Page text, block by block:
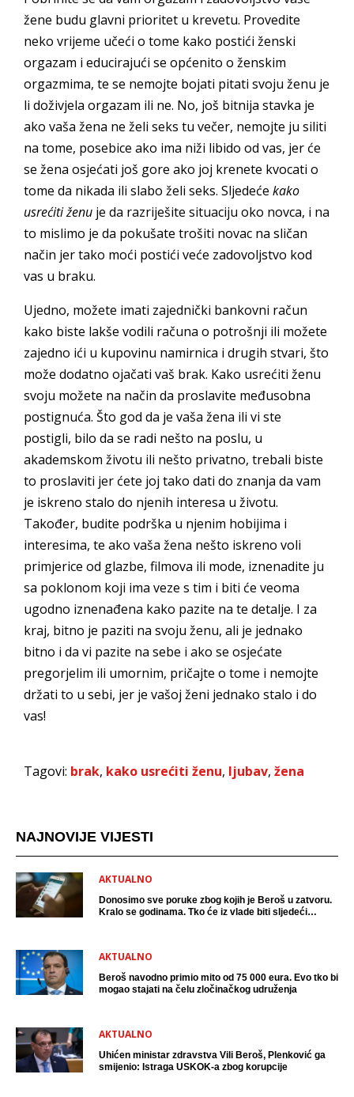
žene budu glavni prioritet u krevetu. Provedite
neko vrijeme učeći o tome kako postići ženski
orgazam i educirajući se općenito o ženskim
orgazmima, te se nemojte bojati pitati svoju ženu je
li doživjela orgazam ili ne. No, još bitnija stavka je
ako vaša žena ne želi seks tu večer, nemojte ju siliti
na tome, posebice ako ima niži libido od vas, jer će
se žena osjećati još gore ako joj krenete kvocati o
tome da nikada ili slabo želi seks. Sljedeće kako
usrećiti ženu je da razriješite situaciju oko novca, i na
to mislimo je da pokušate trošiti novac na sličan
način jer tako moći postići veće zadovoljstvo kod
vas u braku.
Ujedno, možete imati zajednički bankovni račun
kako biste lakše vodili računa o potrošnji ili možete
zajedno ići u kupovinu namirnica i drugih stvari, što
može dodatno ojačati vaš brak. Kako usrećiti ženu
svoju možete na način da proslavite međusobna
postignuća. Što god da je vaša žena ili vi ste
postigli, bilo da se radi nešto na poslu, u
akademskom životu ili nešto privatno, trebali biste
to proslaviti jer ćete joj tako dati do znanja da vam
je iskreno stalo do njenih interesa u životu.
Također, budite podrška u njenim hobijima i
interesima, te ako vaša žena nešto iskreno voli
primjerice od glazbe, filmova ili mode, iznenadite ju
sa poklonom koji ima veze s tim i biti će veoma
ugodno iznenađena kako pazite na te detalje. I za
kraj, bitno je paziti na svoju ženu, ali je jednako
bitno i da vi pazite na sebe i ako se osjećate
pregorjelim ili umornim, pričajte o tome i nemojte
držati to u sebi, jer je vašoj ženi jednako stalo i do
vas!
Tagovi: brak, kako usrećiti ženu, ljubav, žena
NAJNOVIJE VIJESTI
AKTUALNO
Donosimo sve poruke zbog kojih je Beroš u zatvoru.
Kralo se godinama. Tko će iz vlade biti sljedeći
AKTUALNO
Beroš navodno primio mito od 75 000 eura. Evo tko bi
mogao stajati na čelu zločinačkog udruženja
AKTUALNO
Uhićen ministar zdravstva Vili Beroš, Plenković ga
smijenio: Istraga USKOK-a zbog korupcije